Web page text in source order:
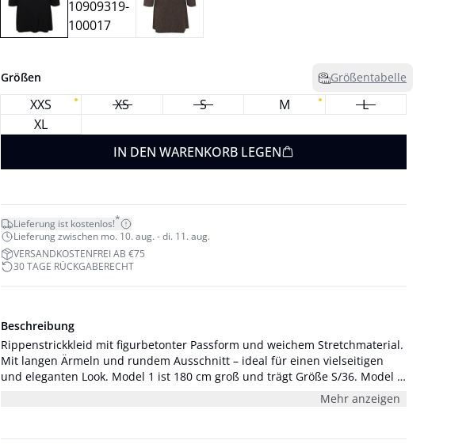
Größen Größentabelle
XXS XS S M
L
XL
IN DEN WARENKORB LEGEN
Lieferung ist kostenlos!*
Lieferung zwischen mo. 10. aug. - di. 11. aug.
VERSANDKOSTENFREI AB €75
30 TAGE RÜCKGABERECHT
Beschreibung
Rippenstrickkleid mit figurbetonter Passform und weichem Stretchmaterial.
Mit langen Ärmeln und rundem Ausschnitt – ideal für einen vielseitigen
und eleganten Look. Model 1 ist 180 cm groß und trägt Größe S/36. Model 2
Mehr anzeigen